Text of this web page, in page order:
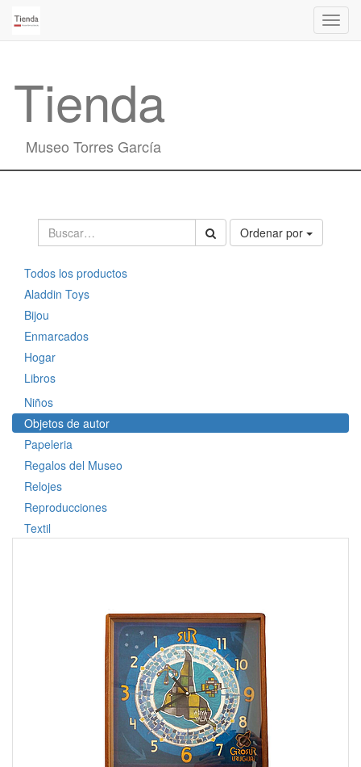
Tienda
Museo Torres García
Ordenar por
Todos los productos
Aladdin Toys
Bijou
Enmarcados
Hogar
Libros
Niños
Objetos de autor
Papeleria
Regalos del Museo
Relojes
Reproducciones
Textil